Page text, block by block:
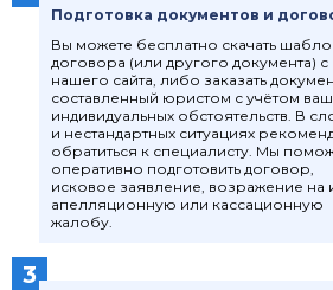
Подготовка документов и
Вы можете бесплатно скачать
договора (или другого документа) с
нашего сайта, либо заказать
составленный юристом с учётом
индивидуальных обстоятельств. В
и нестандартных ситуациях
обратиться к специалисту. Мы
оперативно подготовить договор,
исковое заявление, возражение на
апелляционную или кассационную
жалобу.
3